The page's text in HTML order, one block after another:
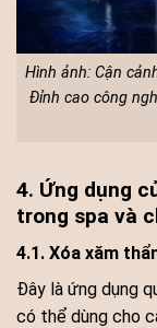
Hình ảnh: Cận
Đỉnh cao công
4. Ứng dụng
trong spa và
4.1. Xóa xăm
Đây là ứng dụng
có thể dùng cho